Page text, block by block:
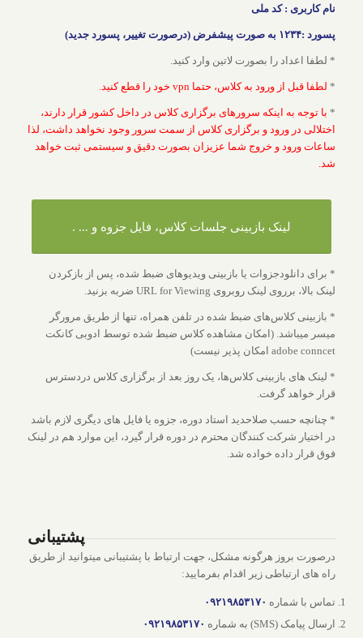
نام کاربری : کد ملی
پسورد :۱۲۳۴ به صورت پیشفرض (درصورت تغییر، پسورد جدید)
* لطفا اعداد را بصورت لاتین وارد کنید.
* لطفا قبل از ورود به کلاس، حتما vpn خود را قطع کنید.
* با توجه به اینکه سرورهای برگزاری کلاس در داخل کشور قرار دارند،
اختلالی در ورود و برگزاری کلاس از سمت سرور وجود نخواهد داشت، لذا
ساعات ورود و خروج شما عزیزان بصورت دقیق و سیستمی ثبت خواهد
شد.
لینک بازبینی جلسات کلاس‌، فایل جزوه و ... .
* برای دانلودجزوات یا بازبینی ویدیوهای ضبط شده، پس از بازکردن
لینک بالا، برروی لینک روبروی URL for Viewing ضربه بزنید.
* بازبینی کلاس‌های ضبط شده در تلفن همراه، تنها از طریق مرورگر
میسر میباشد. (امکان مشاهده کلاس ضبط شده توسط ادوبی کانکت
adobe conncet امکان پذیر نیست)
* لینک های بازبینی کلاس‌ها، یک روز بعد از برگزاری کلاس دردسترس
قرار خواهد گرفت.
* چنانچه حسب صلاحدید استاد دوره، جزوه یا فایل های دیگری لازم باشد
در اختیار شرکت کنندگان محترم در دوره قرار گیرد، این موارد هم در لینک
فوق قرار داده خواده شد.
پشتیبانی
درصورت بروز هرگونه مشکل، جهت ارتباط با پشتیبانی میتوانید از طریق
راه های ارتباطی زیر اقدام بفرمایید:
تماس با شماره ۰۹۲۱۹۸۵۳۱۷۰
ارسال پیامک (SMS) به شماره
۰۹۲۱۹۸۵۳۱۷۰